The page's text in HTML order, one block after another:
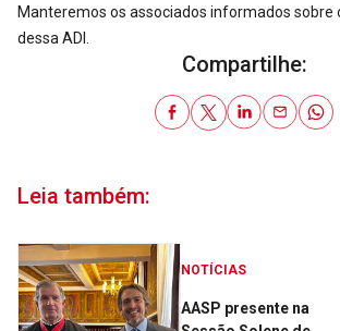
Manteremos os associados informados sobre
dessa ADI.
Compartilhe:
Leia também:
NOTÍCIAS
AASP presente na